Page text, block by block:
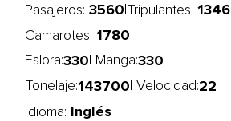
Pasajeros: 3560 Tripulantes: 1346
Camarotes: 1780
Eslora:330 | Manga:330
Tonelaje:143700 | Velocidad:22
Idioma: Inglés